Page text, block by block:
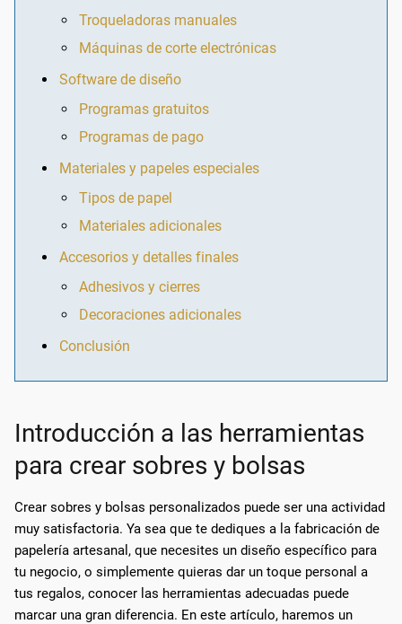
Troqueladoras manuales
Máquinas de corte electrónicas
Software de diseño
Programas gratuitos
Programas de pago
Materiales y papeles especiales
Tipos de papel
Materiales adicionales
Accesorios y detalles finales
Adhesivos y cierres
Decoraciones adicionales
Conclusión
Introducción a las herramientas
para crear sobres y bolsas
Crear sobres y bolsas personalizados puede ser una actividad
muy satisfactoria. Ya sea que te dediques a la fabricación de
papelería artesanal, que necesites un diseño específico para
tu negocio, o simplemente quieras dar un toque personal a
tus regalos, conocer las herramientas adecuadas puede
marcar una gran diferencia. En este artículo, haremos un